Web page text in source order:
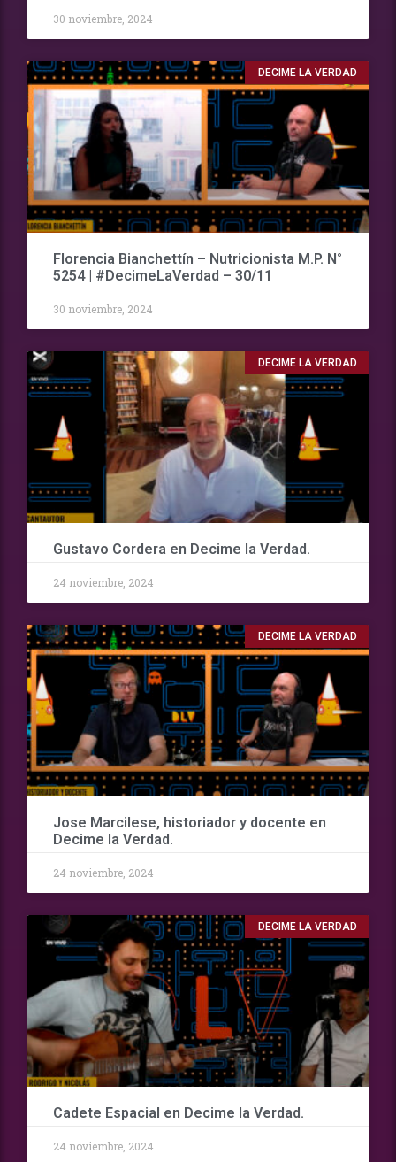
30 noviembre, 2024
DECIME LA VERDAD
Florencia Bianchettín – Nutricionista M.P. N°
5254 | #DecimeLaVerdad – 30/11
30 noviembre, 2024
DECIME LA VERDAD
Gustavo Cordera en Decime la Verdad.
24 noviembre, 2024
DECIME LA VERDAD
Jose Marcilese, historiador y docente en
Decime la Verdad.
24 noviembre, 2024
DECIME LA VERDAD
Cadete Espacial en Decime la Verdad.
24 noviembre, 2024